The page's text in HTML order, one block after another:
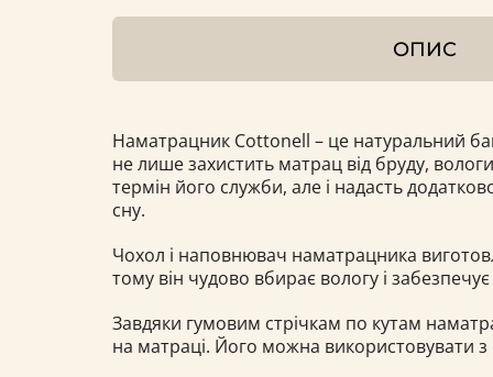
ОПИС
Наматрацник Cottonell – це натуральний
не лише захистить матрац від бруду,
термін його служби, але і надасть
сну.
Чохол і наповнювач наматрацника
тому він чудово вбирає вологу і
Завдяки гумовим стрічкам по кутам
на матраці. Його можна використовувати з